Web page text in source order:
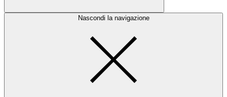
Nascondi la navigazione